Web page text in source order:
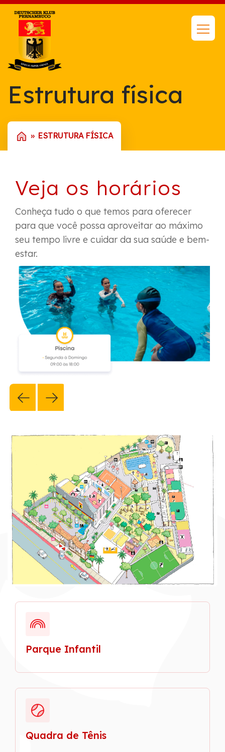
Estrutura física
ESTRUTURA FÍSICA
Veja os horários
Conheça tudo o que temos para oferecer
para que você possa aproveitar ao máximo
seu tempo livre e cuidar da sua saúde e bem-
estar.
Parque Infantil
Quadra de Tênis